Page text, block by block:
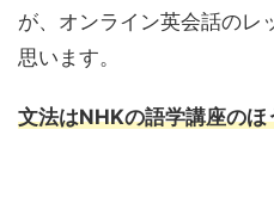
が、オンライン英会話のレ
思います。
文法はNHKの語学講座の